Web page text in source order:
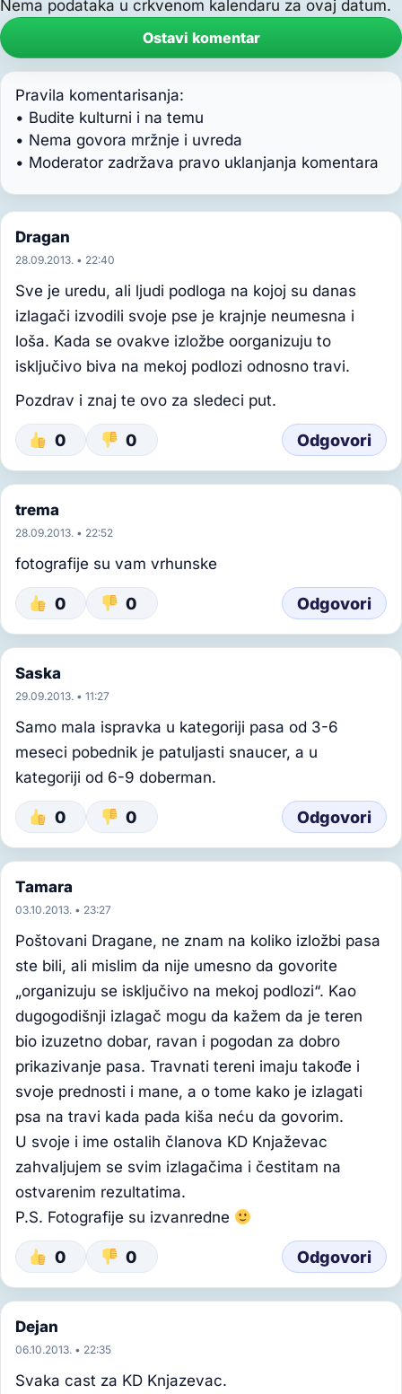
Nema podataka u crkvenom kalendaru za ovaj datum.
Ostavi komentar
Pravila komentarisanja:
• Budite kulturni i na temu
• Nema govora mržnje i uvreda
• Moderator zadržava pravo uklanjanja komentara
Dragan
28.09.2013. • 22:40
Sve je uredu, ali ljudi podloga na kojoj su danas
izlagači izvodili svoje pse je krajnje neumesna i
loša. Kada se ovakve izložbe oorganizuju to
isključivo biva na mekoj podlozi odnosno travi.
Pozdrav i znaj te ovo za sledeci put.
0 0 Odgovori
trema
28.09.2013. • 22:52
fotografije su vam vrhunske
0 0 Odgovori
Saska
29.09.2013. • 11:27
Samo mala ispravka u kategoriji pasa od 3-6
meseci pobednik je patuljasti snaucer, a u
kategoriji od 6-9 doberman.
0 0 Odgovori
Tamara
03.10.2013. • 23:27
Poštovani Dragane, ne znam na koliko izložbi pasa
ste bili, ali mislim da nije umesno da govorite
„organizuju se isključivo na mekoj podlozi“. Kao
dugogodišnji izlagač mogu da kažem da je teren
bio izuzetno dobar, ravan i pogodan za dobro
prikazivanje pasa. Travnati tereni imaju takođe i
svoje prednosti i mane, a o tome kako je izlagati
psa na travi kada pada kiša neću da govorim.
U svoje i ime ostalih članova KD Knjaževac
zahvaljujem se svim izlagačima i čestitam na
ostvarenim rezultatima.
P.S. Fotografije su izvanredne
0 0 Odgovori
Dejan
06.10.2013. • 22:35
Svaka cast za KD Knjazevac.